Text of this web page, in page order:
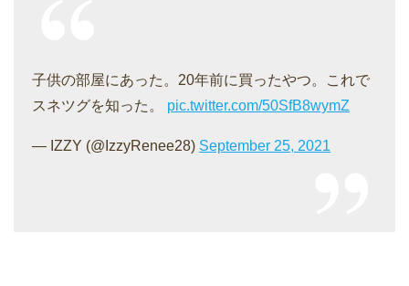
子供の部屋にあった。20年前に買ったやつ。これで
スネツグを知った。 pic.twitter.com/50SfB8wymZ
— IZZY (@IzzyRenee28) September 25, 2021